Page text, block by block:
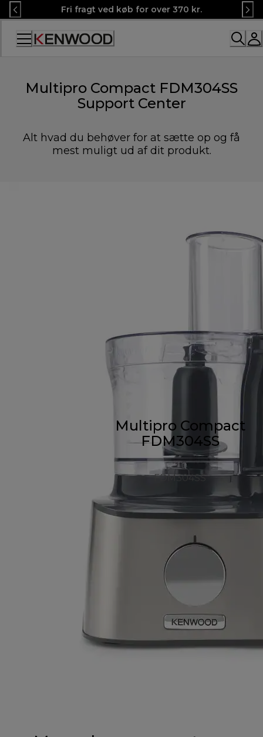
Skip
to
Content
Fri fragt ved køb for over 370 kr.
Multipro Compact FDM304SS
Support Center
Alt hvad du behøver for at sætte op og få
mest muligt ud af dit produkt.
Multipro Compact
FDM304SS
FDM304SS